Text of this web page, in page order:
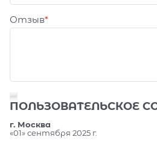
Отзыв
ПОЛЬЗОВАТЕЛЬСКОЕ
г. Москва
«01» сентября 2025 г.